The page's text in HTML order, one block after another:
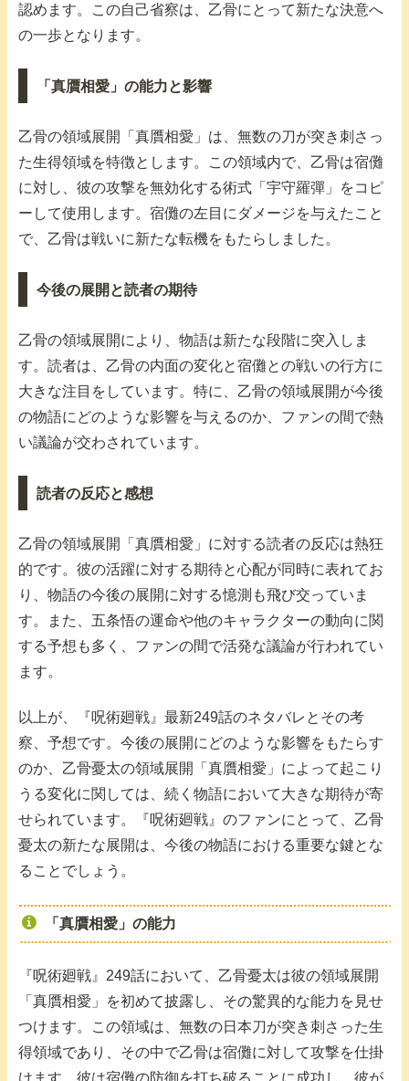
認めます。この自己省察は、乙骨にとって新たな決意へ
の一歩となります。
「真贋相愛」の能力と影響
乙骨の領域展開「真贋相愛」は、無数の刀が突き刺さっ
た生得領域を特徴とします。この領域内で、乙骨は宿儺
に対し、彼の攻撃を無効化する術式「宇守羅彈」をコピ
ーして使用します。宿儺の左目にダメージを与えたこと
で、乙骨は戦いに新たな転機をもたらしました。
今後の展開と読者の期待
乙骨の領域展開により、物語は新たな段階に突入しま
す。読者は、乙骨の内面の変化と宿儺との戦いの行方に
大きな注目をしています。特に、乙骨の領域展開が今後
の物語にどのような影響を与えるのか、ファンの間で熱
い議論が交わされています。
読者の反応と感想
乙骨の領域展開「真贋相愛」に対する読者の反応は熱狂
的です。彼の活躍に対する期待と心配が同時に表れてお
り、物語の今後の展開に対する憶測も飛び交っていま
す。また、五条悟の運命や他のキャラクターの動向に関
する予想も多く、ファンの間で活発な議論が行われてい
ます。
以上が、『呪術廻戦』最新249話のネタバレとその考
察、予想です。今後の展開にどのような影響をもたらす
のか、乙骨憂太の領域展開「真贋相愛」によって起こり
うる変化に関しては、続く物語において大きな期待が寄
せられています。『呪術廻戦』のファンにとって、乙骨
憂太の新たな展開は、今後の物語における重要な鍵とな
ることでしょう。
「真贋相愛」の能力
『呪術廻戦』249話において、乙骨憂太は彼の領域展開
「真贋相愛」を初めて披露し、その驚異的な能力を見せ
つけます。この領域は、無数の日本刀が突き刺さった生
得領域であり、その中で乙骨は宿儺に対して攻撃を仕掛
けます。彼は宿儺の防御を打ち破ることに成功し、彼が